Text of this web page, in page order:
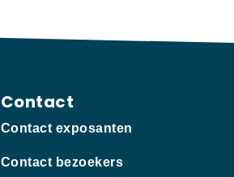
Contact
Contact exposanten
Contact bezoekers